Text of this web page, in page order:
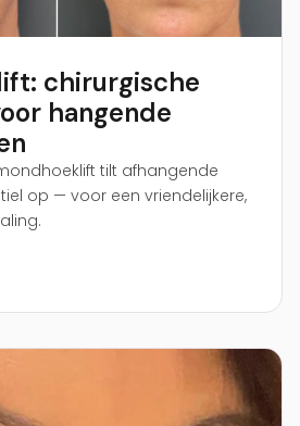
chirurgische
hangende
tilt afhangende
op — voor een vriendelijkere,